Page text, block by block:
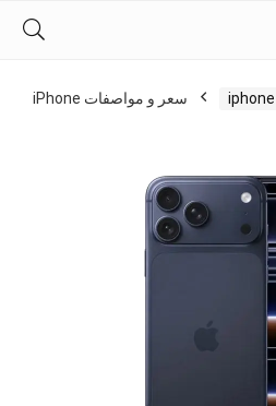
iphone
سعر و مواصفات iPhone